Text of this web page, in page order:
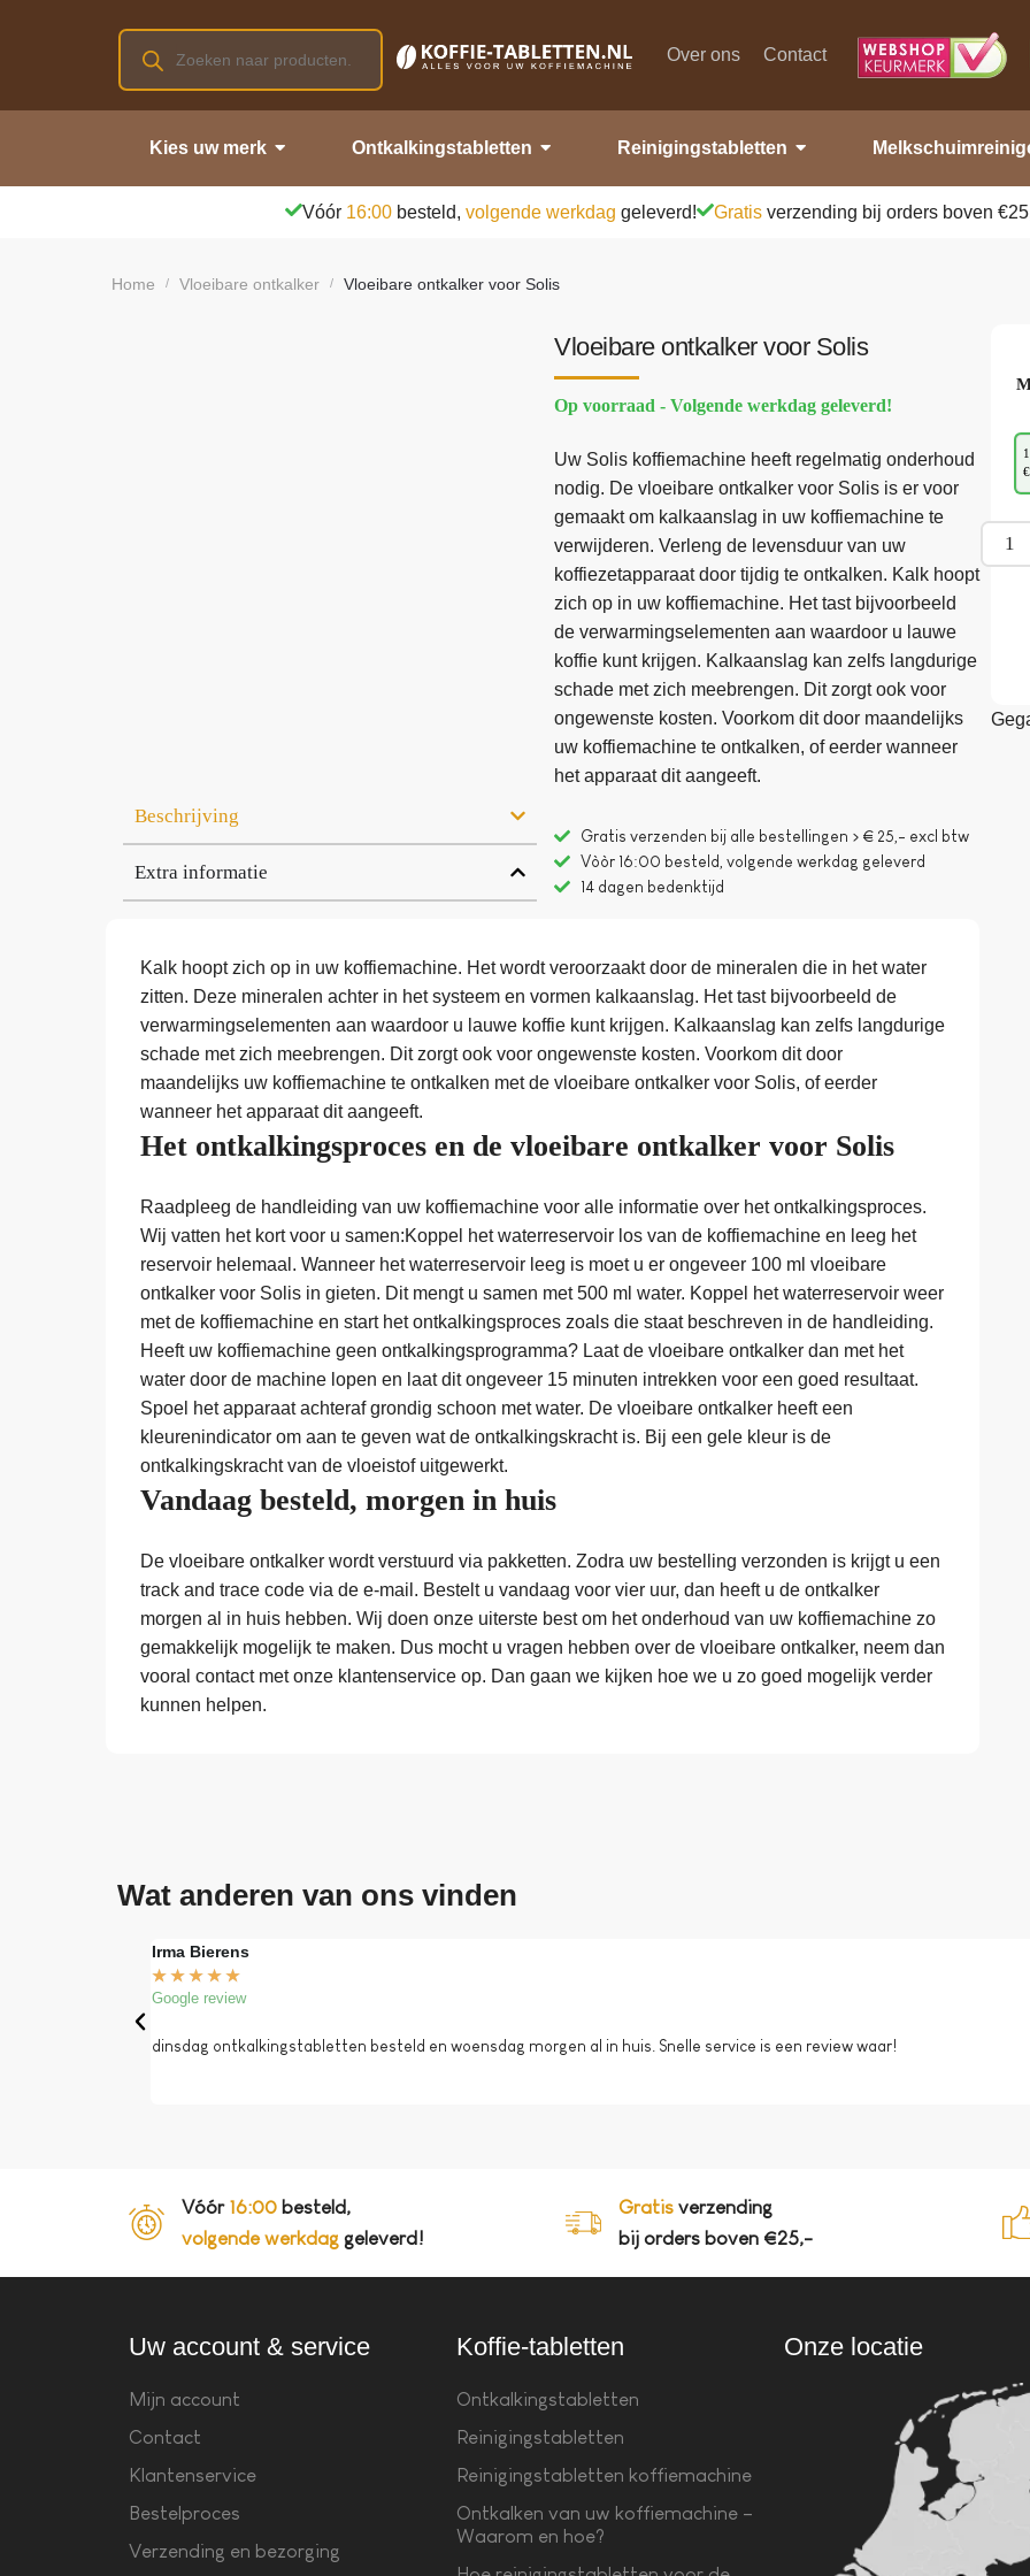
Over ons Contact
Kies uw merk Ontkalkingstabletten Reinigingstabletten
Vóór 16:00 besteld, volgende werkdag geleverd! Gratis verzending bij orders boven
Home / Vloeibare ontkalker / Vloeibare ontkalker voor Solis
Beschrijving
Extra informatie
Vloeibare ontkalker voor Solis
Op voorraad - Volgende werkdag geleverd!
Uw Solis koffiemachine heeft regelmatig onderhoud
nodig. De vloeibare ontkalker voor Solis is er voor
gemaakt om kalkaanslag in uw koffiemachine te
verwijderen. Verleng de levensduur van uw
koffiezetapparaat door tijdig te ontkalken. Kalk hoopt
zich op in uw koffiemachine. Het tast bijvoorbeeld
de verwarmingselementen aan waardoor u lauwe
koffie kunt krijgen. Kalkaanslag kan zelfs langdurige
schade met zich meebrengen. Dit zorgt ook voor
ongewenste kosten. Voorkom dit door maandelijks
uw koffiemachine te ontkalken, of eerder wanneer
het apparaat dit aangeeft.
Gratis verzenden bij alle bestellingen > € 25,- excl btw
Vòòr 16:00 besteld, volgende werkdag geleverd
14 dagen bedenktijd
Kalk hoopt zich op in uw koffiemachine. Het wordt veroorzaakt door de mineralen die in het water
zitten. Deze mineralen achter in het systeem en vormen kalkaanslag. Het tast bijvoorbeeld de
verwarmingselementen aan waardoor u lauwe koffie kunt krijgen. Kalkaanslag kan zelfs langdurige
schade met zich meebrengen. Dit zorgt ook voor ongewenste kosten. Voorkom dit door
maandelijks uw koffiemachine te ontkalken met de vloeibare ontkalker voor Solis, of eerder
wanneer het apparaat dit aangeeft.
Het ontkalkingsproces en de vloeibare ontkalker voor Solis
Raadpleeg de handleiding van uw koffiemachine voor alle informatie over het ontkalkingsproces.
Wij vatten het kort voor u samen:Koppel het waterreservoir los van de koffiemachine en leeg het
reservoir helemaal. Wanneer het waterreservoir leeg is moet u er ongeveer 100 ml vloeibare
ontkalker voor Solis in gieten. Dit mengt u samen met 500 ml water. Koppel het waterreservoir weer
met de koffiemachine en start het ontkalkingsproces zoals die staat beschreven in de handleiding.
Heeft uw koffiemachine geen ontkalkingsprogramma? Laat de vloeibare ontkalker dan met het
water door de machine lopen en laat dit ongeveer 15 minuten intrekken voor een goed resultaat.
Spoel het apparaat achteraf grondig schoon met water. De vloeibare ontkalker heeft een
kleurenindicator om aan te geven wat de ontkalkingskracht is. Bij een gele kleur is de
ontkalkingskracht van de vloeistof uitgewerkt.
Vandaag besteld, morgen in huis
De vloeibare ontkalker wordt verstuurd via pakketten. Zodra uw bestelling verzonden is krijgt u een
track and trace code via de e-mail. Bestelt u vandaag voor vier uur, dan heeft u de ontkalker
morgen al in huis hebben. Wij doen onze uiterste best om het onderhoud van uw koffiemachine zo
gemakkelijk mogelijk te maken. Dus mocht u vragen hebben over de vloeibare ontkalker, neem dan
vooral contact met onze klantenservice op. Dan gaan we kijken hoe we u zo goed mogelijk verder
kunnen helpen.
Wat anderen van ons vinden
Irma Bierens
★ ★ ★ ★ ★
Google review
dinsdag ontkalkingstabletten besteld en woensdag morgen al in huis. Snelle service is een review waar!
Vóór 16:00 besteld,
volgende werkdag geleverd!
Gratis verzending
bij orders boven €25,-
Uw account & service
Mijn account
Contact
Klantenservice
Bestelproces
Verzending en bezorging
Koffie-tabletten
Ontkalkingstabletten
Reinigingstabletten
Reinigingstabletten koffiemachine
Ontkalken van uw koffiemachine –
Waarom en hoe?
Onze locatie